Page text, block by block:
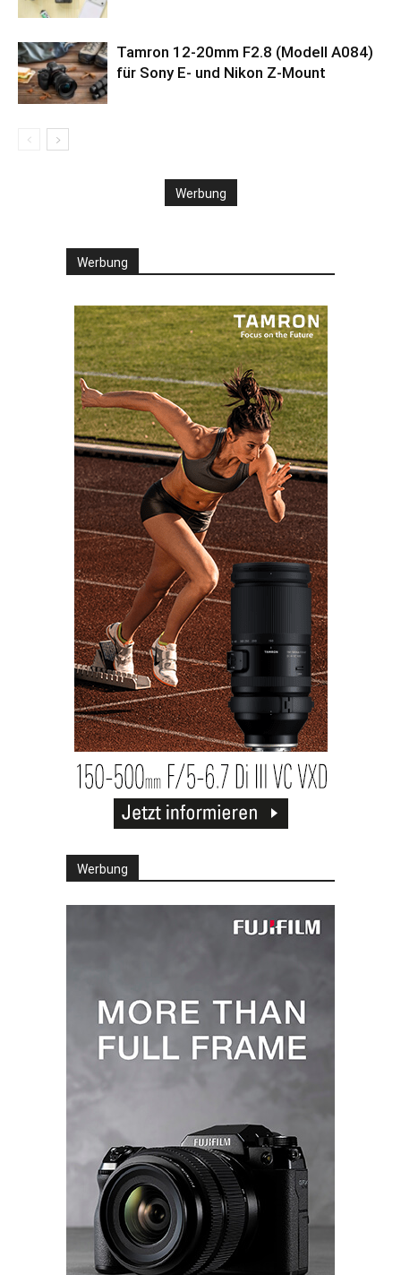
Tamron 12-20mm F2.8 (Modell A084)
für Sony E- und Nikon Z-Mount
Werbung
Werbung
Werbung